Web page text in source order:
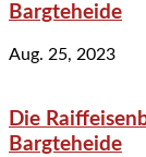
Bargteheide
Aug. 25, 2023
Die
Bargteheide